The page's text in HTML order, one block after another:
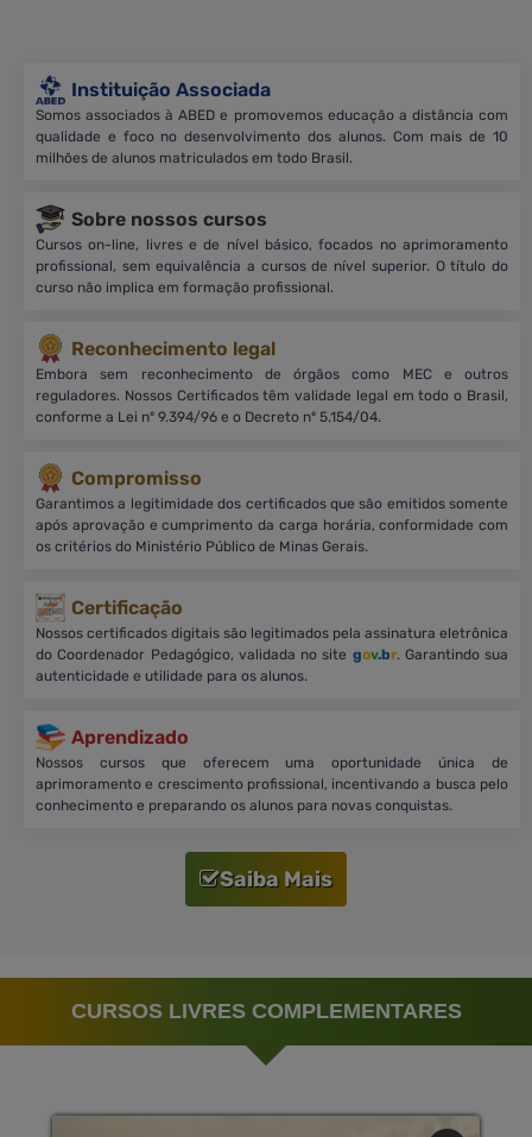
Instituição Associada
Somos associados à ABED e promovemos educação a distância com
qualidade e foco no desenvolvimento dos alunos. Com mais de 10
milhões de alunos matriculados em todo Brasil.
Sobre nossos cursos
Cursos on-line, livres e de nível básico, focados no aprimoramento
profissional, sem equivalência a cursos de nível superior. O título do
curso não implica em formação profissional.
Reconhecimento legal
Embora sem reconhecimento de órgãos como MEC e outros
reguladores. Nossos Certificados têm validade legal em todo o Brasil,
conforme a Lei nº 9.394/96 e o Decreto nº 5.154/04.
Compromisso
Garantimos a legitimidade dos certificados que são emitidos somente
após aprovação e cumprimento da carga horária, conformidade com
os critérios do Ministério Público de Minas Gerais.
Certificação
Nossos certificados digitais são legitimados pela assinatura eletrônica
do Coordenador Pedagógico, validada no site gov.br. Garantindo sua
autenticidade e utilidade para os alunos.
Aprendizado
Nossos cursos que oferecem uma oportunidade única de
aprimoramento e crescimento profissional, incentivando a busca pelo
conhecimento e preparando os alunos para novas conquistas.
Saiba Mais
CURSOS LIVRES COMPLEMENTARES